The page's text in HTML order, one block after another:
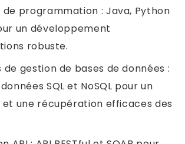
de programmation : Java, Python
un développement
robuste.
de gestion de bases de données :
SQL et NoSQL pour un
une récupération efficaces des